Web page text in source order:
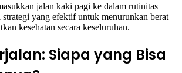
jalan kaki pagi ke dalam rutinitas
strategi yang efektif untuk menurunkan berat
kesehatan secara keseluruhan.
Siapa yang Bisa